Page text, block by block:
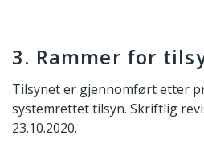
3. Rammer for
Tilsynet er gjennomført etter
systemrettet tilsyn. Skriftlig
23.10.2020.